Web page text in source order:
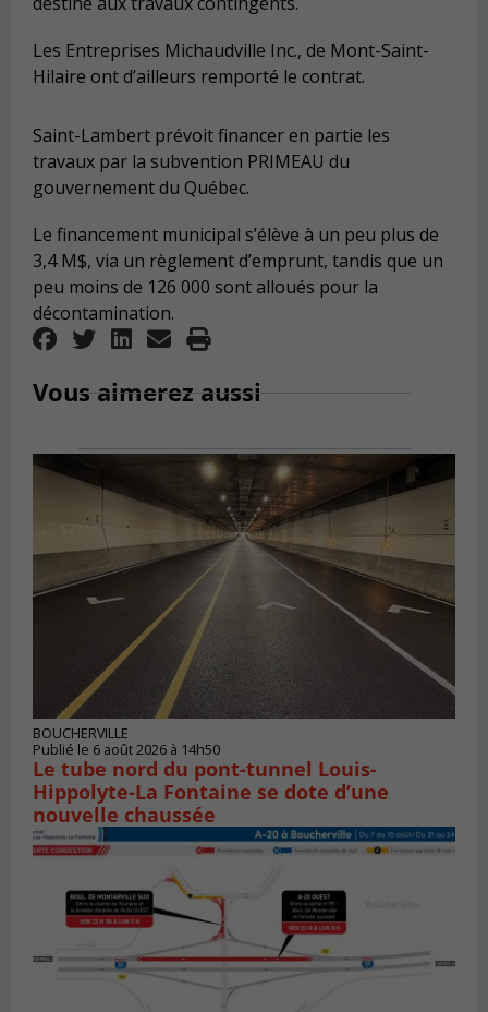
Les Entreprises Michaudville Inc., de Mont-Saint-
Hilaire ont d’ailleurs remporté le contrat.
Saint-Lambert prévoit financer en partie les
travaux par la subvention PRIMEAU du
gouvernement du Québec.
Le financement municipal s’élève à un peu plus de
3,4 M$, via un règlement d’emprunt, tandis que un
peu moins de 126 000 sont alloués pour la
décontamination.
Vous aimerez aussi
BOUCHERVILLE
Publié le 6 août 2026 à 14h50
Le tube nord du pont-tunnel Louis-
Hippolyte-La Fontaine se dote d’une
nouvelle chaussée